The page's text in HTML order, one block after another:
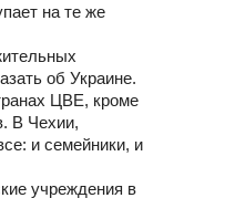
на те же
об Украине.
ЦВЕ, кроме
В Чехии,
и семейники, и
учреждения в